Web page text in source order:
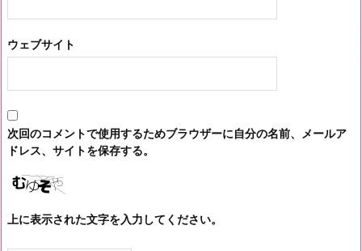
ウェブサイト
次回のコメントで使用するためブラウザーに自分の名前、メールア
ドレス、サイトを保存する。
上に表示された文字を入力してください。